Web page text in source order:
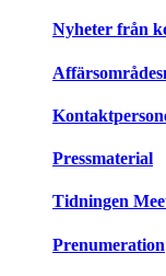
Nyheter från
Pressmaterial
Tidningen
Prenumeration